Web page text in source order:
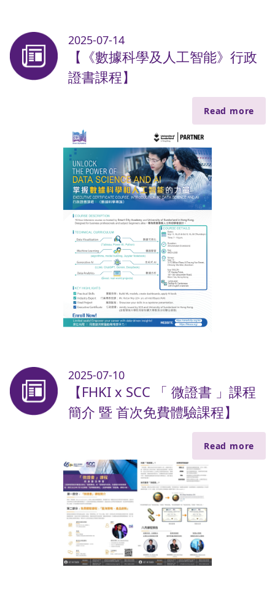
2025-07-14
【《數據科學及人工智能》行政
證書課程】
Read more
2025-07-10
【FHKI x SCC 「 微證書 」課程
簡介 暨 首次免費體驗課程】
Read more